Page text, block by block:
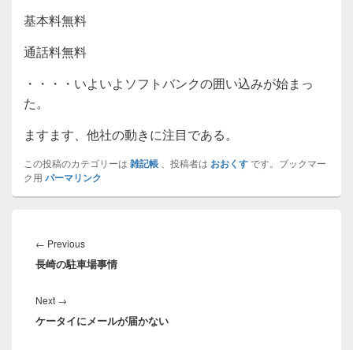
基本料無料
通話料無料
・・・・いよいよソフトバンクの囲い込みが始まっ
た。
ますます、他社の動きに注目である。
この投稿のカテゴリーは 雑記帳 、投稿者は おおくすです。ブックマー
ク用 パーマリンク
稿
ナ
ゲ
シ
← PreviousPrevious
post:
長崎の駐車場事情
Next →
post:
ケータイにメールが届かない